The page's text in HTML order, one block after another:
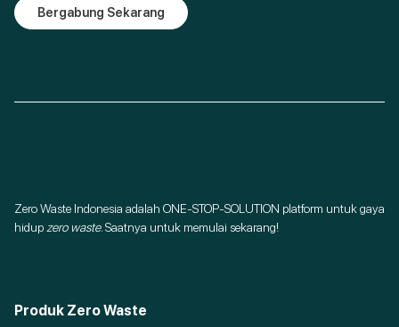
Bergabung Sekarang
Zero Waste Indonesia adalah ONE-STOP-SOLUTION platform untuk gaya
hidup zero waste. Saatnya untuk memulai sekarang!
Produk Zero Waste